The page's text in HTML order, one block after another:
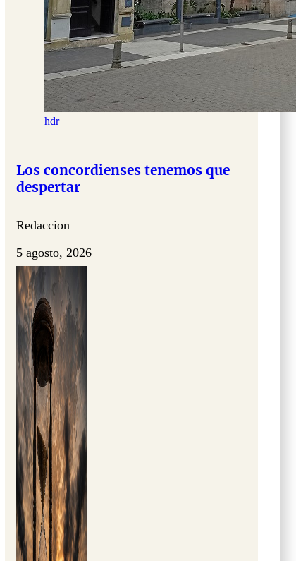
hdr
Los concordienses tenemos que
despertar
Redaccion
5 agosto, 2026